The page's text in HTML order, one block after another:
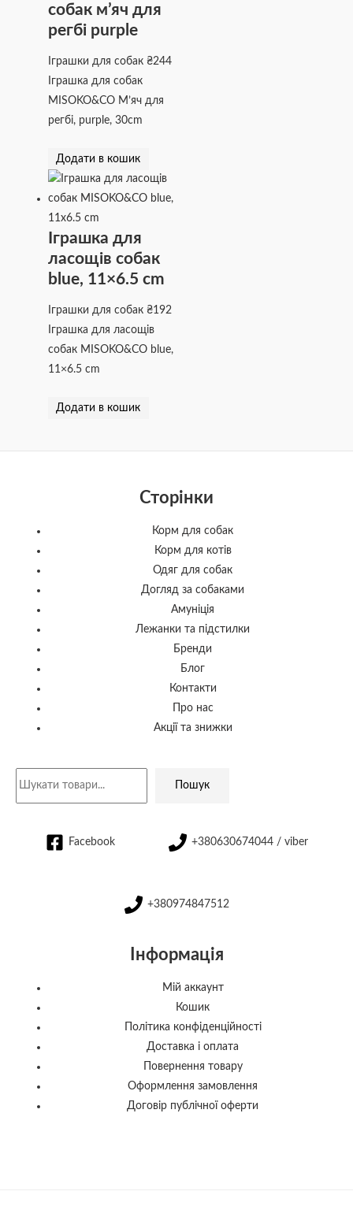
собак м’яч для
регбі purple
Іграшки для собак₴244
Іграшка для собак
MISOKO&CO М’яч для
регбі, purple, 30cm
Додати в кошик
Іграшка для
ласощів собак
blue, 11×6.5 cm
Іграшки для собак₴192
Іграшка для ласощів
собак MISOKO&CO blue,
11×6.5 cm
Додати в кошик
Сторінки
Корм для собак
Корм для котів
Одяг для собак
Догляд за собаками
Амуніція
Лежанки та підстилки
Бренди
Блог
Контакти
Про нас
Акції та знижки
Пошук
Facebook +380630674044 / viber
+380974847512
Інформація
Мій аккаунт
Кошик
Політика конфіденційності
Доставка і оплата
Повернення товару
Оформлення замовлення
Договір публічної оферти